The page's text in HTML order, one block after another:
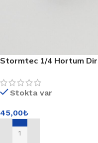
Stormtec 1/4 Hortum
Stokta var
45,00₺
SEPETE EKLE